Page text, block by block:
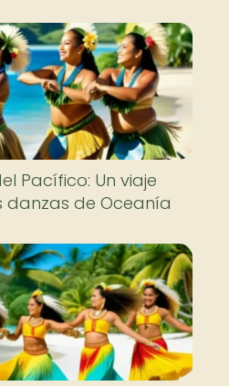
Pacífico: Un viaje
danzas de Oceanía